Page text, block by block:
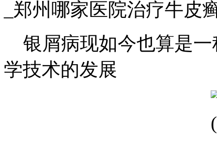
_郑州哪家医院治疗牛皮
银屑病现如今也算是一
学技术的发展